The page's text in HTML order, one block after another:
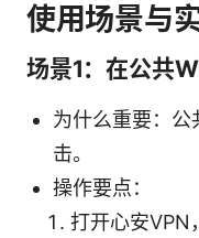
使用场景与
场景1：在公共
为什么重要：公
击。
操作要点：
打开心安VPN